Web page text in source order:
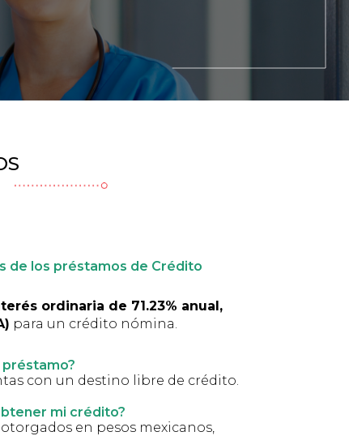
de los préstamos de Crédito
ordinaria de 71.23% anual,
para un crédito nómina.
préstamo?
con un destino libre de crédito.
mi crédito?
en pesos mexicanos,